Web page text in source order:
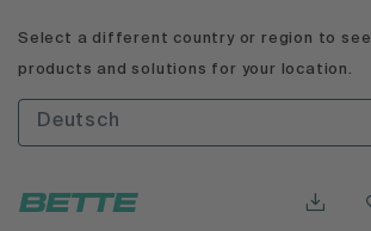
Select a different country or region to see
products and solutions for your location.
Deutsch